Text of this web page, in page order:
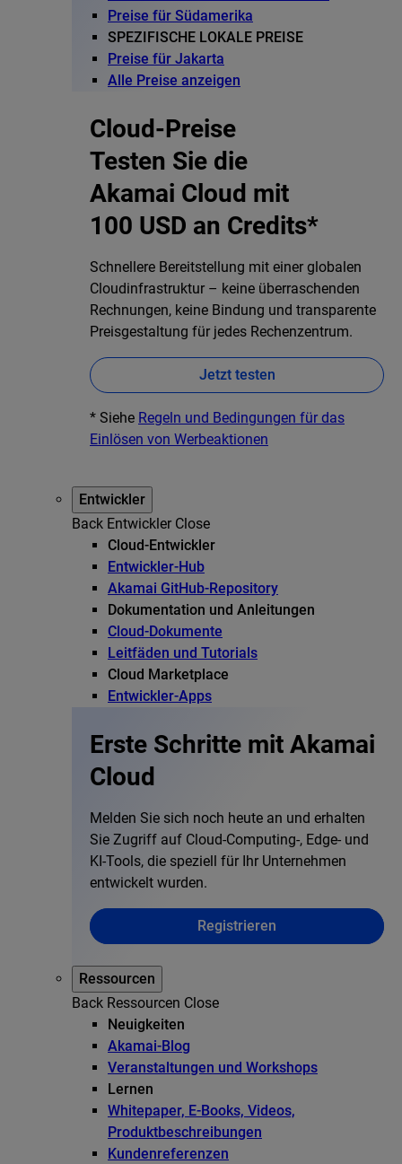
Preise für Südamerika
SPEZIFISCHE LOKALE PREISE
Preise für Jakarta
Alle Preise anzeigen
Cloud-Preise
Testen Sie die
Akamai Cloud mit
100 USD an Credits*
Schnellere Bereitstellung mit einer globalen
Cloudinfrastruktur – keine überraschenden
Rechnungen, keine Bindung und transparente
Preisgestaltung für jedes Rechenzentrum.
Jetzt testen
* Siehe Regeln und Bedingungen für das
Einlösen von Werbeaktionen
Entwickler
Back Entwickler Close
Cloud-Entwickler
Entwickler-Hub
Akamai GitHub-Repository
Dokumentation und Anleitungen
Cloud-Dokumente
Leitfäden und Tutorials
Cloud Marketplace
Entwickler-Apps
Erste Schritte mit Akamai
Cloud
Melden Sie sich noch heute an und erhalten
Sie Zugriff auf Cloud-Computing-, Edge- und
KI-Tools, die speziell für Ihr Unternehmen
entwickelt wurden.
Registrieren
Ressourcen
Back Ressourcen Close
Neuigkeiten
Akamai-Blog
Veranstaltungen und Workshops
Lernen
Whitepaper, E-Books, Videos,
Produktbeschreibungen
Kundenreferenzen